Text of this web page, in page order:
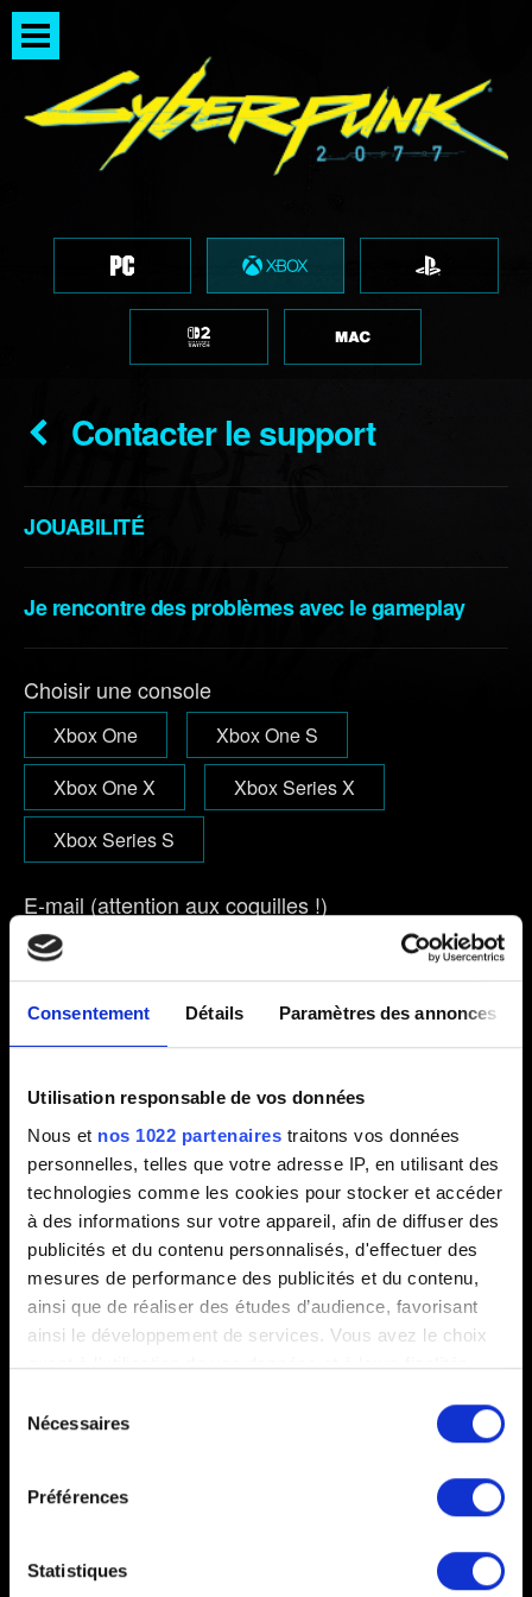
Consentement Détails Paramètres des annonces
Utilisation responsable de vos données
Nous et nos 1022 partenaires traitons vos données
personnelles, telles que votre adresse IP, en utilisant des
technologies comme les cookies pour stocker et accéder
à des informations sur votre appareil, afin de diffuser des
publicités et du contenu personnalisés, d'effectuer des
mesures de performance des publicités et du contenu,
ainsi que de réaliser des études d’audience, favorisant
ainsi le développement de services. Vous avez le choix
quant à l'utilisation de vos données et à leurs finalités.
tout moment en consultant la Déclaration relative aux
cookies ou en cliquant sur l'icône de confidentialité.
Si vous le permettez, nous aimerions également :
géographique qui peuvent être précises à plusieurs
Nécessaires
Préférences
Statistiques
Contacter le support
JOUABILITÉ
Je rencontre des problèmes avec le gameplay
Choisir une console
Xbox One
Xbox One S
Xbox One X
Xbox Series X
Xbox Series S
E-mail (attention aux coquilles !)
Courte description du problème
Ajouter un fichier
Vous pouvez joindre un fichier à votre rapport, comme une
capture d'écran dans le cas de problèmes graphiques. Limite :
12 Mo.
Parcourir
Envoyer